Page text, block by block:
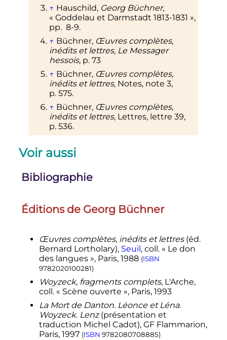
↑ Hauschild, Georg Büchner,
« Goddelau et Darmstadt 1813-1831 »,
pp. 8-9.
↑ Büchner, Œuvres complètes,
inédits et lettres, Le Messager
hessois, p. 73
↑ Büchner, Œuvres complètes,
inédits et lettres, Notes, note 3,
p. 575.
↑ Büchner, Œuvres complètes,
inédits et lettres, Lettres, lettre 39,
p. 536.
Voir aussi
Bibliographie
Éditions de Georg Büchner
Œuvres complètes, inédits et lettres(éd.
Bernard Lortholary), Seuil , coll. « Le don
des langues », Paris, 1988 (ISBN
9782020100281)
Woyzeck, fragments complets, L'Arche,
coll. « Scène ouverte », Paris, 1993
La Mort de Danton. Léonce et Léna.
Woyzeck. Lenz(présentation et
traduction Michel Cadot), GF Flammarion,
Paris, 1997 (ISBN 9782080708885)